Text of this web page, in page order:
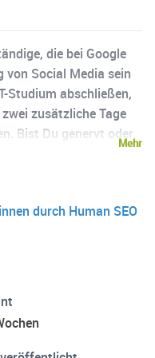
die bei Google
von Social Media sein
Studium abschließen,
zusätzliche Tage
Bist Du genervt oder
scheinen? Weil Du als
Marketing-Team
Erklärungen
Tipps.
überflüssiges
möglichst wenig
Anhand
wir über Themen wie
Mehr
durch Human SEO